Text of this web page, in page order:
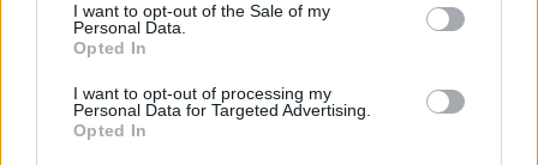
I want to opt-out of the Sale of my
Personal Data.
Opted In
I want to opt-out of processing my
Personal Data for Targeted Advertising.
Opted In
In evidenza